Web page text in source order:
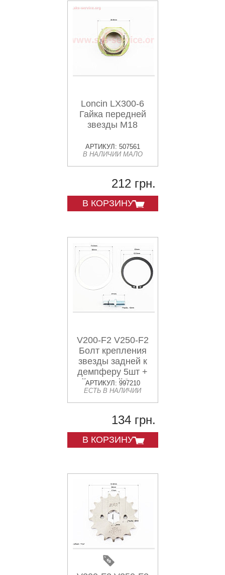
Loncin LX300-6
Гайка передней
звезды М18
АРТИКУЛ: 507561
В НАЛИЧИИ МАЛО
212 грн.
В КОРЗИНУ
V200-F2 V250-F2
Болт крепления
звезды задней к
демпферу 5шт +
гайки + шайбы к-кт
12 деталей
АРТИКУЛ: 997210
ЕСТЬ В НАЛИЧИИ
134 грн.
В КОРЗИНУ